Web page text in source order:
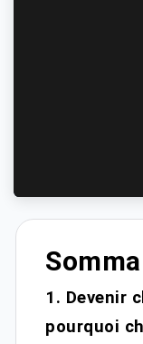
1. Devenir
pourquoi